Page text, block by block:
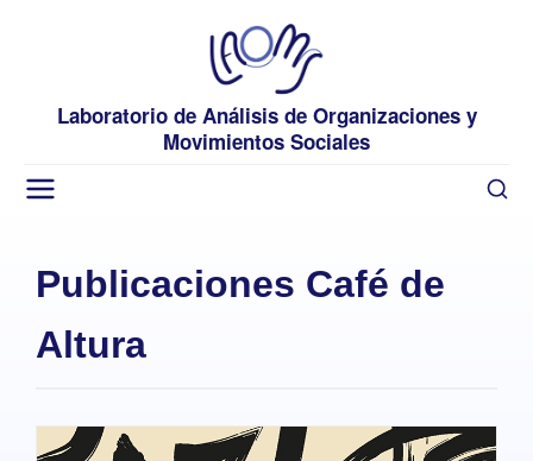
Laboratorio de Análisis de Organizaciones y
Movimientos Sociales
Publicaciones Café de
Altura